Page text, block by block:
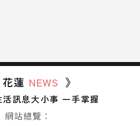
蓮 NEWS 》
訊息大小事 一手掌握
網站總覽：